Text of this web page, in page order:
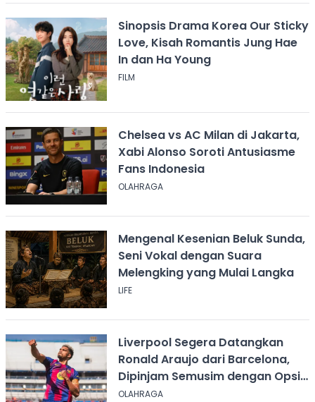
Sinopsis Drama Korea Our Sticky
Love, Kisah Romantis Jung Hae
In dan Ha Young
FILM
Chelsea vs AC Milan di Jakarta,
Xabi Alonso Soroti Antusiasme
Fans Indonesia
OLAHRAGA
Mengenal Kesenian Beluk Sunda,
Seni Vokal dengan Suara
Melengking yang Mulai Langka
LIFE
Liverpool Segera Datangkan
Ronald Araujo dari Barcelona,
Dipinjam Semusim dengan Opsi
Permanen?
OLAHRAGA